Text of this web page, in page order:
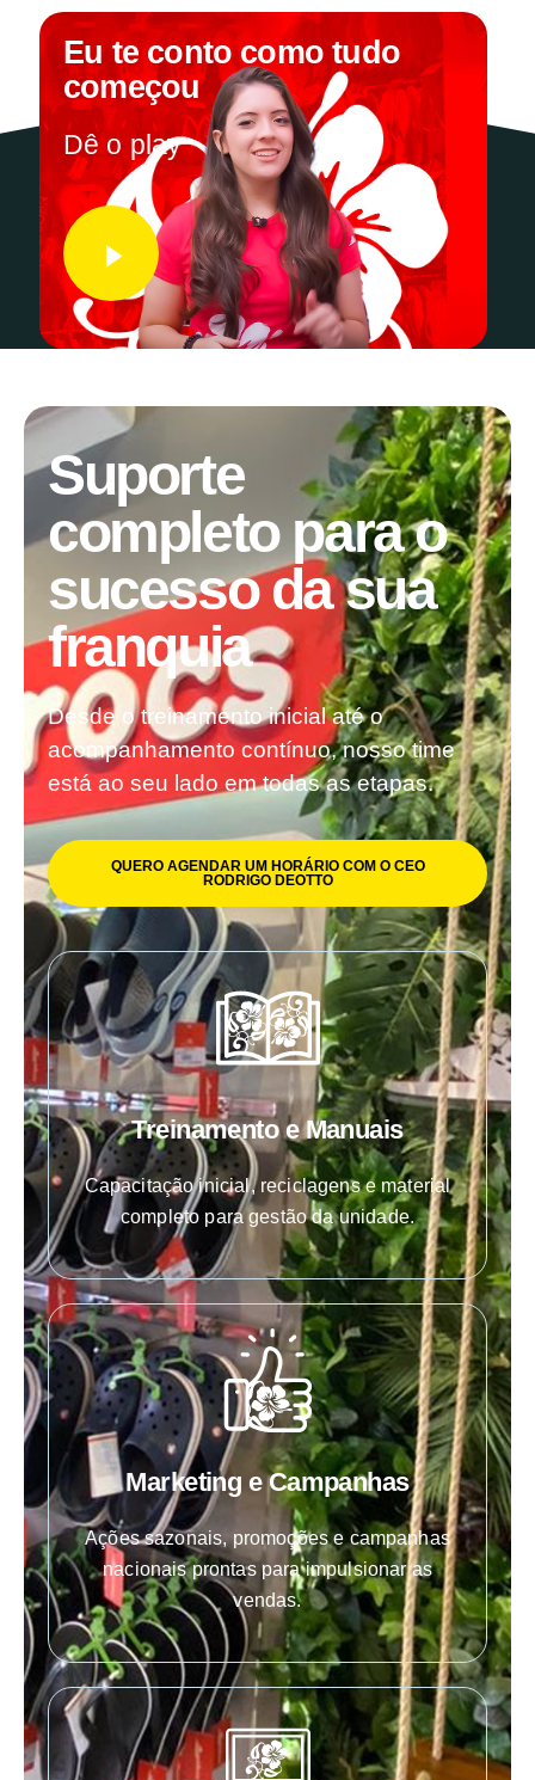
Eu te conto como tudo
começou
Dê o play
Suporte
completo para o
sucesso da sua
franquia
Desde o treinamento inicial até o
acompanhamento contínuo, nosso time
está ao seu lado em todas as etapas.
QUERO AGENDAR UM HORÁRIO COM O CEO
RODRIGO DEOTTO
Treinamento e Manuais
Capacitação inicial, reciclagens e material
completo para gestão da unidade.
Marketing e Campanhas
Ações sazonais, promoções e campanhas
nacionais prontas para impulsionar as
vendas.